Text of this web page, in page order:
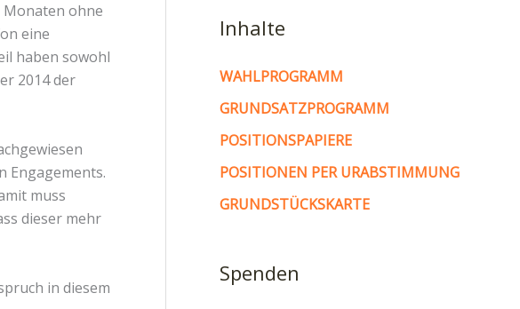
Monaten ohne
eine
haben sowohl
2014 der
Engagements.
muss
dieser mehr
in diesem
Inhalte
WAHLPROGRAMM
GRUNDSATZPROGRAMM
POSITIONSPAPIERE
POSITIONEN PER URABSTIMMUNG
GRUNDSTÜCKSKARTE
Spenden